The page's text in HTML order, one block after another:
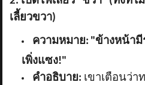
เลี้ยวขวา)
ความหมาย: "ข้างหน้ามี
เพิ่งแซง!"
คำอธิบาย: เขาเตือนว่า